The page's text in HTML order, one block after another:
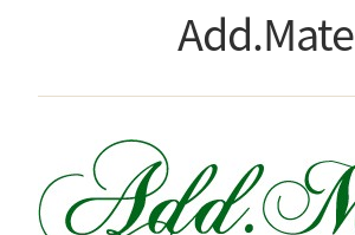
Add.Mate